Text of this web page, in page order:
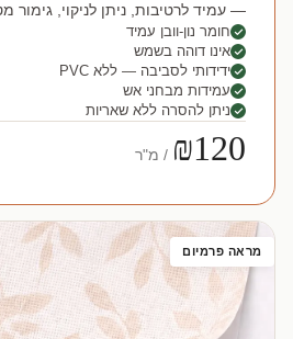
— עמיד לרטיבות, ניתן לניקוי, גימור
חומר נון-וובן עמיד
אינו דוהה בשמש
ידידותי לסביבה — ללא PVC
עמידות מבחני אש
ניתן להסרה ללא שאריות
₪120 / מ"ר
מראה פרמיום